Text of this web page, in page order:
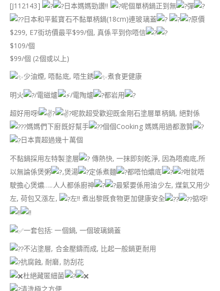
[J112143] 日本媽媽勁讚!! 呢個單柄鍋正到無
彈
日本和平藍寶石不黏單柄鍋(18cm)連玻璃蓋
原價
$299, E7街坊價最平$99/個, 真係平到你唔信
$109/個
$99/個 (2個或以上)
少油煙, 唔黏底, 唔生銹
煮食更健康
明火
/電磁爐 /電陶爐
都岩用
超好用呀!
呢款超受歡迎既金剛石塗層單柄鍋, 絕對係
媽媽們下廚既好幫手
個個Cooking 媽媽用過都激贊
日本賣超過幾十萬個
不黏鍋採用左特製塗層
傳熱快, 一抹即刻乾淨, 因為唔痴底,所
以無論係煲粥
,煲湯 定係煮麵 都唔怕燶底
咁就唔
駛擔心煲燶…..人人都係廚神
最緊要係用油少左, 煤氣又用少
左, 荷包又漲左,
左!! 煮出黎既食物更加健康安全 掂呀!
一套包括: 一個鍋, 一個玻璃鍋蓋
不沾塗層, 合金壓鑄而成, 比起一般鍋更耐用
抗腐蝕, 耐磨, 防刮花
杜絕藏匿細菌
清洗極之方便